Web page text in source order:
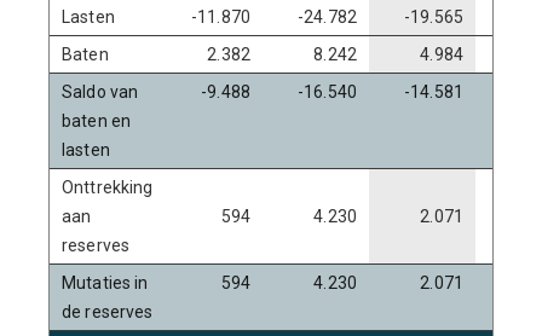
Lasten -11.870 -24.782 -19.565
Baten
2.382 8.242 4.984
Saldo van
baten en
lasten
-9.488 -16.540 -14.581
Onttrekking
aan
reserves
594 4.230 2.071
Mutaties in
de reserves
594 4.230 2.071